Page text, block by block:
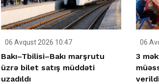
06 Avqust 2026 10:47
Bakı–Tbilisi–Bakı marşrutu
üzrə bilet satış müddəti
uzadıldı
06
3